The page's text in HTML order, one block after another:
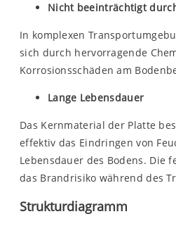
Nicht beeinträchtigt
In komplexen
sich durch hervorragende
Korrosionsschäden am
Lange Lebensdauer
Das Kernmaterial der Platte
effektiv das Eindringen von
Lebensdauer des Bodens.
das Brandrisiko während des
Strukturdiagramm